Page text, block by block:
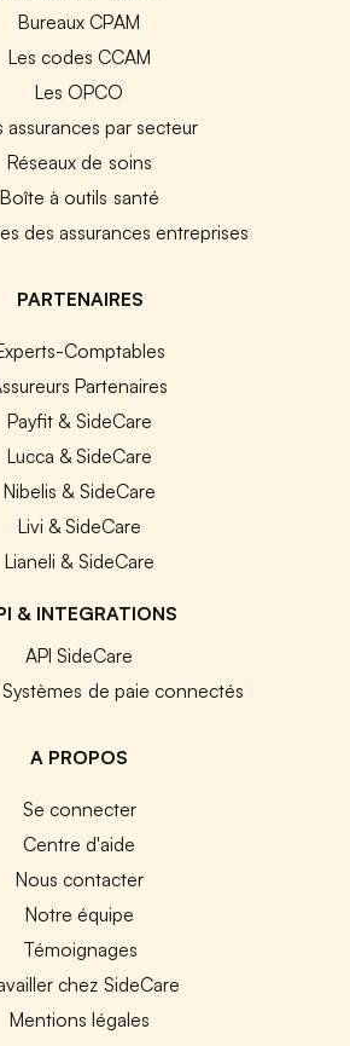
Bureaux CPAM
Les codes CCAM
Les OPCO
assurances par secteur
Réseaux de soins
Boîte à outils santé
des assurances entreprises
PARTENAIRES
Comptables
Partenaires
Payfit & SideCare
Lucca & SideCare
Nibelis & SideCare
Livi & SideCare
Lianeli & SideCare
& INTEGRATIONS
API SideCare
Systèmes de paie connectés
A PROPOS
Se connecter
Centre d'aide
Nous contacter
Notre équipe
Témoignages
chez SideCare
Mentions légales